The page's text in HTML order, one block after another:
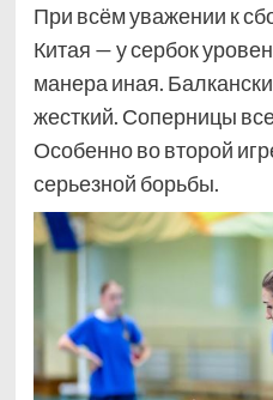
При всём уважении к
Китая — у сербок
манера иная.
жесткий. Соперницы
Особенно во второй
серьезной борьбы.